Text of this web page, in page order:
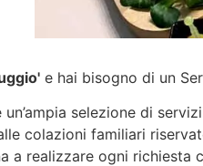
e hai bisogno di un
selezione di servizi
colazioni familiari
a realizzare ogni richiesta